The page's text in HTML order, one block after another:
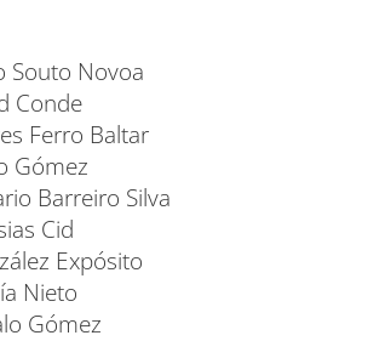
Souto Novoa
Conde
Ferro Baltar
Gómez
Barreiro Silva
Cid
Expósito
Nieto
Gómez